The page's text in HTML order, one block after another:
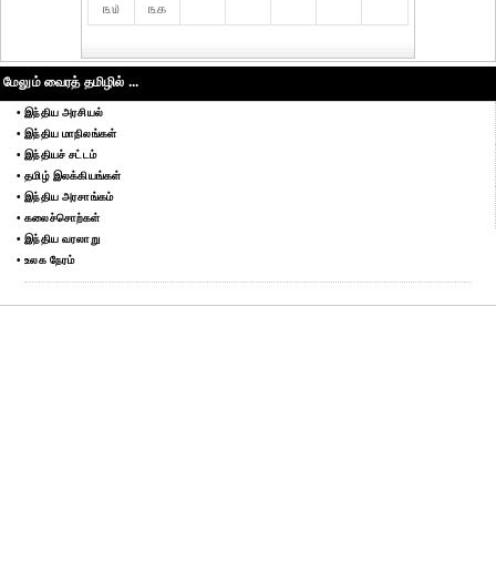
௩௰
௩௧
மேலும் வைரத் தமிழில் ...
• இந்திய அரசியல்
• இந்திய மாநிலங்கள்
• இந்தியச் சட்டம்
• தமிழ் இலக்கியங்கள்
• இந்திய அரசாங்கம்
• கலைச்சொற்கள்
• இந்திய வரலாறு
• உலக நேரம்